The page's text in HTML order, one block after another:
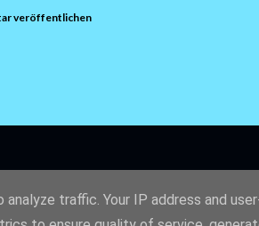
veröffentlichen
traffic. Your IP address and